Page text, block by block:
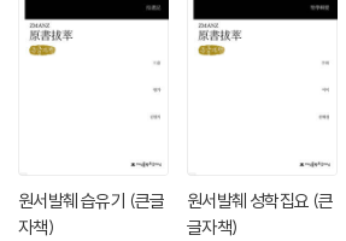
원서발췌 습유기 (큰글
자책)
원서발췌 성학집요 (큰
글자책)